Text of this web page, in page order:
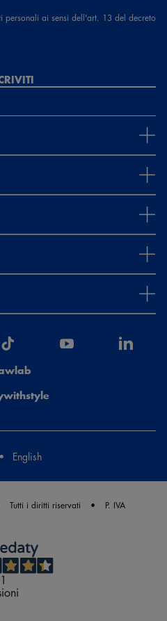
personali ai sensi dell'art. 13 del decreto
English
Tutti i diritti riservati
P. IVA